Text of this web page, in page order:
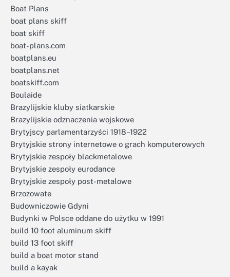
Boat Plans
boat plans skiff
boat skiff
boat-plans.com
boatplans.eu
boatplans.net
boatskiff.com
Boulaide
Brazylijskie kluby siatkarskie
Brazylijskie odznaczenia wojskowe
Brytyjscy parlamentarzyści 1918–1922
Brytyjskie strony internetowe o grach komputerowych
Brytyjskie zespoły blackmetalowe
Brytyjskie zespoły eurodance
Brytyjskie zespoły post-metalowe
Brzozowate
Budowniczowie Gdyni
Budynki w Polsce oddane do użytku w 1991
build 10 foot aluminum skiff
build 13 foot skiff
build a boat motor stand
build a kayak